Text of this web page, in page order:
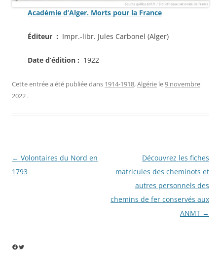
Académie d’Alger. Morts pour la France
Éditeur : Impr.-libr. Jules Carbonel (Alger)
Date d’édition : 1922
Cette entrée a été publiée dans 1914-1918,Algérie le9 novembre
2022 .
Navigation
des
← Volontaires du Nord en
1793
Découvrez les fiches
matricules des cheminots et
autres personnels des
chemins de fer conservés aux
ANMT →
Facebook
Twitter